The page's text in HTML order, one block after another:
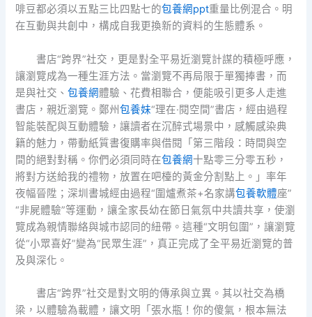
啡豆都必須以五點三比四點七的包養網ppt重量比例混合。明
在互動與共創中，構成自我更換新的資料的生態體系。
書店“跨界”社交，更是對全平易近瀏覽計謀的積極呼應，
讓瀏覽成為一種生涯方法。當瀏覽不再局限于單獨捧書，而
是與社交、包養網體驗、花費相聯合，便能吸引更多人走進
書店，親近瀏覽。鄭州包養妹“理在·閱空間”書店，經由過程
智能裝配與互動體驗，讓讀者在沉醉式場景中，感觸感染典
籍的魅力，帶動紙質書復購率與借閱「第三階段：時間與空
間的絕對對稱。你們必須同時在包養網十點零三分零五秒，
將對方送給我的禮物，放置在吧檯的黃金分割點上。」率年
夜幅晉陞；深圳書城經由過程“圍爐煮茶+名家講包養軟體座”
“非屍體驗”等運動，讓全家長幼在節日氣氛中共讀共享，使瀏
覽成為親情聯絡與城市認同的紐帶。這種“文明包圍”，讓瀏覽
從“小眾喜好”變為“民眾生涯”，真正完成了全平易近瀏覽的普
及與深化。
書店“跨界”社交是對文明的傳承與立異。其以社交為橋
梁，以體驗為載體，讓文明「張水瓶！你的傻氣，根本無法